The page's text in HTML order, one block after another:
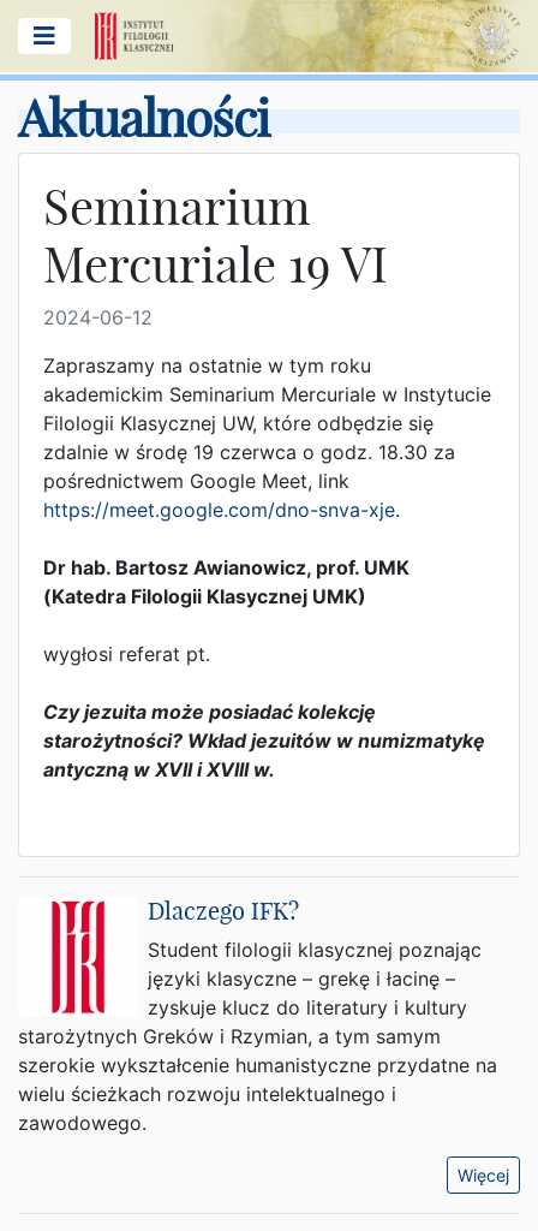
Aktualności
Seminarium
Mercuriale 19 VI
2024-06-12
Zapraszamy na ostatnie w tym roku
akademickim Seminarium Mercuriale w Instytucie
Filologii Klasycznej UW, które odbędzie się
zdalnie w środę 19 czerwca o godz. 18.30 za
pośrednictwem Google Meet, link
https://meet.google.com/dno-snva-xje.
Dr hab. Bartosz Awianowicz, prof. UMK
(Katedra Filologii Klasycznej UMK)
wygłosi referat pt.
Czy jezuita może posiadać kolekcję
starożytności? Wkład jezuitów w numizmatykę
antyczną w XVII i XVIII w.
Dlaczego IFK?
Student filologii klasycznej poznając
języki klasyczne – grekę i łacinę –
zyskuje klucz do literatury i kultury
starożytnych Greków i Rzymian, a tym samym
szerokie wykształcenie humanistyczne przydatne na
wielu ścieżkach rozwoju intelektualnego i
zawodowego.
Więcej